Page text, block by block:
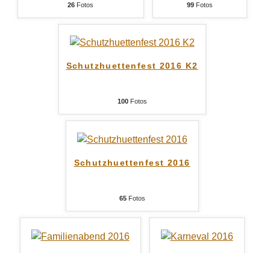
26 Fotos 99Fotos
Schutzhuettenfest 2016 K2
100Fotos
Schutzhuettenfest 2016
65Fotos